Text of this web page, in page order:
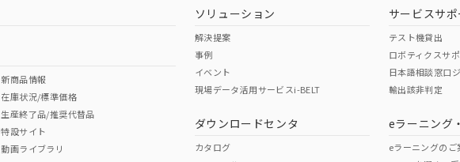
Cr(VI)
（日本
（アメリカ
この製品の規格認証/適合
その他の認証はこちらのページからご
新商品情報
在庫状況/標準価格
生産終了品/推奨代替品
特設サイト
動画ライブラリ
ソリューション
解決提案
事例
イベント
現場データ活用サービスi-BELT
ダウンロードセンタ
カタログ
サービスサポ
テスト機貸出
ロボティクスサ
日本語相談窓口
輸出該非判定
eラーニング
eラーニングのご